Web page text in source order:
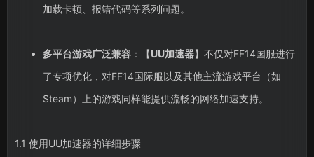
加载卡顿、报错代码等系列问题。
多平台游戏广泛兼容：【UU加速器】不仅对FF14国服进行
了专项优化，对FF14国际服以及其他主流游戏平台（如
Steam）上的游戏同样能提供流畅的网络加速支持。
1.1 使用UU加速器的详细步骤